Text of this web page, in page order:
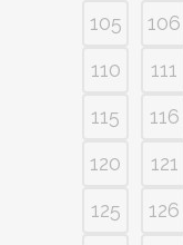
105
106
110
111
115
116
120
121
125
126